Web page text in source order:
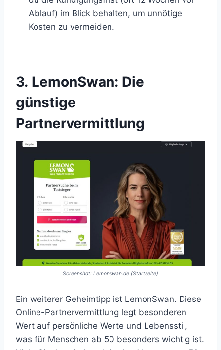
Ablauf) im Blick behalten, um unnötige
Kosten zu vermeiden.
3. LemonSwan: Die
günstige
Partnervermittlung
Screenshot: Lemonswan.de (Startseite)
Ein weiterer Geheimtipp ist LemonSwan. Diese
Online-Partnervermittlung legt besonderen
Wert auf persönliche Werte und Lebensstil,
was für Menschen ab 50 besonders wichtig ist.